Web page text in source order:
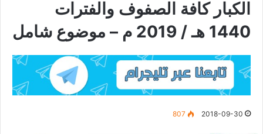
الكبار كافة الصفوف والفترات
1440 هـ / 2019 م – موضوع شامل
2018-09-30
807